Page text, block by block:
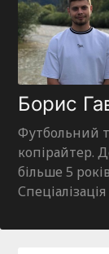
Борис
Футбольний
копірайтер.
більше 5